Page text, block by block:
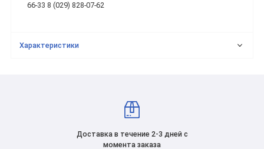
66-33 8 (029) 828-07-62
Характеристики
Доставка в течение 2-3 дней с
момента заказа